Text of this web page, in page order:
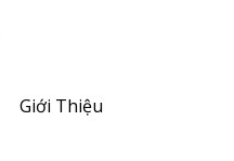
Giới Thiệu